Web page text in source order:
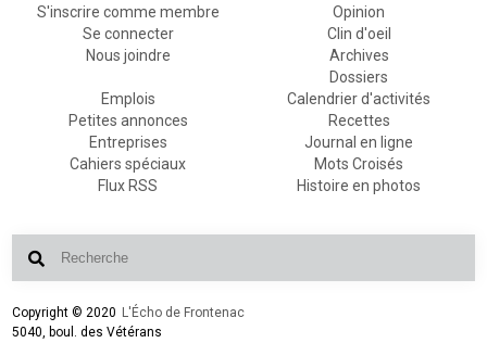
S'inscrire comme membre
Se connecter
Nous joindre
Opinion
Clin d'oeil
Archives
Dossiers
Emplois
Petites annonces
Entreprises
Cahiers spéciaux
Flux RSS
Calendrier d'activités
Recettes
Journal en ligne
Mots Croisés
Histoire en photos
Copyright © 2020 L'Écho de Frontenac
5040, boul. des Vétérans